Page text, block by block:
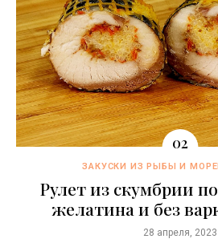
ЗАКУСКИ ИЗ РЫБЫ И
Рулет из скумбрии
желатина и без
28 апреля, 2023